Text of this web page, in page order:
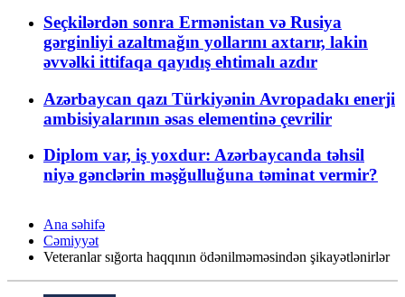
Seçkilərdən sonra Ermənistan və Rusiya
gərginliyi azaltmağın yollarını axtarır, lakin
əvvəlki ittifaqa qayıdış ehtimalı azdır
Azərbaycan qazı Türkiyənin Avropadakı enerji
ambisiyalarının əsas elementinə çevrilir
Diplom var, iş yoxdur: Azərbaycanda təhsil
niyə gənclərin məşğulluğuna təminat vermir?
Ana səhifə
Cəmiyyət
Veteranlar sığorta haqqının ödənilməməsindən şikayətlənirlər